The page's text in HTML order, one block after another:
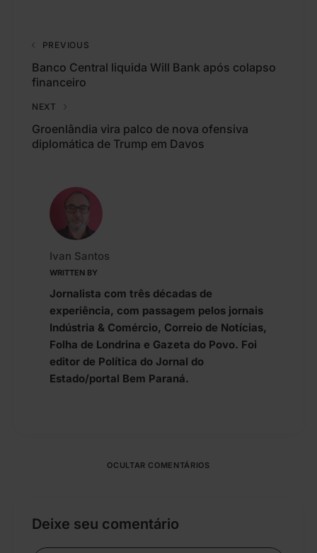
PREVIOUS
Banco Central liquida Will Bank após colapso
financeiro
NEXT
Groenlândia vira palco de nova ofensiva
diplomática de Trump em Davos
WRITTEN BY
Ivan Santos
Jornalista com três décadas de
experiência, com passagem pelos jornais
Indústria & Comércio, Correio de Notícias,
Folha de Londrina e Gazeta do Povo. Foi
editor de Política do Jornal do
Estado/portal Bem Paraná.
OCULTAR COMENTÁRIOS
Deixe seu comentário